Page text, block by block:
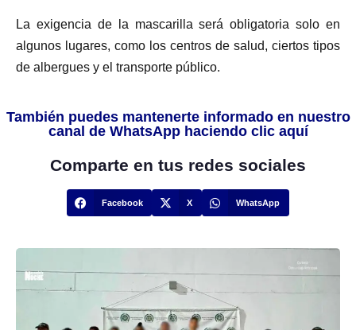
La exigencia de la mascarilla será obligatoria solo en
algunos lugares, como los centros de salud, ciertos tipos
de albergues y el transporte público.
También puedes mantenerte informado en nuestro
canal de WhatsApp haciendo clic aquí
Comparte en tus redes sociales
Facebook X WhatsApp